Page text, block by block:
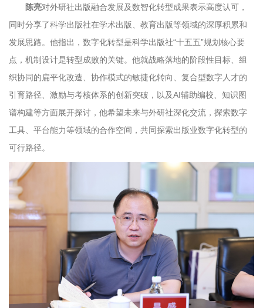
陈亮对外研社出版融合发展及数智化转型成果表示高度认可，
同时分享了科学出版社在学术出版、教育出版等领域的深厚积累和
发展思路。他指出，数字化转型是科学出版社“十五五”规划核心要
点，机制设计是转型成败的关键。他就战略落地的阶段性目标、组
织协同的扁平化改造、协作模式的敏捷化转向、复合型数字人才的
引育路径、激励与考核体系的创新突破，以及AI辅助编校、知识图
谱构建等方面展开探讨，他希望未来与外研社深化交流，探索数字
工具、平台能力等领域的合作空间，共同探索出版业数字化转型的
可行路径。